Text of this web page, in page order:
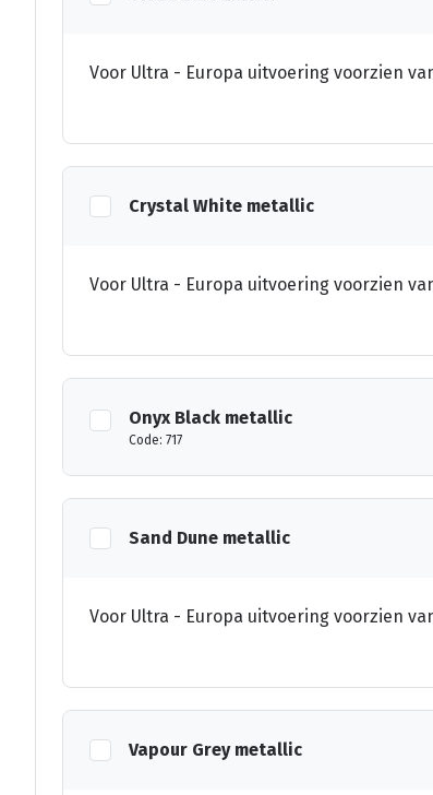
Voor Ultra - Europa uitvoering voorzien
Crystal White metallic
Voor Ultra - Europa uitvoering voorzien
Onyx Black metallic
Code: 717
Sand Dune metallic
Voor Ultra - Europa uitvoering voorzien
Vapour Grey metallic